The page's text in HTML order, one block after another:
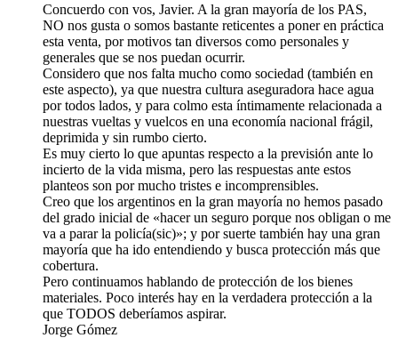
Concuerdo con vos, Javier. A la gran mayoría de los PAS,
NO nos gusta o somos bastante reticentes a poner en práctica
esta venta, por motivos tan diversos como personales y
generales que se nos puedan ocurrir.
Considero que nos falta mucho como sociedad (también en
este aspecto), ya que nuestra cultura aseguradora hace agua
por todos lados, y para colmo esta íntimamente relacionada a
nuestras vueltas y vuelcos en una economía nacional frágil,
deprimida y sin rumbo cierto.
Es muy cierto lo que apuntas respecto a la previsión ante lo
incierto de la vida misma, pero las respuestas ante estos
planteos son por mucho tristes e incomprensibles.
Creo que los argentinos en la gran mayoría no hemos pasado
del grado inicial de «hacer un seguro porque nos obligan o me
va a parar la policía(sic)»; y por suerte también hay una gran
mayoría que ha ido entendiendo y busca protección más que
cobertura.
Pero continuamos hablando de protección de los bienes
materiales. Poco interés hay en la verdadera protección a la
que TODOS deberíamos aspirar.
Jorge Gómez